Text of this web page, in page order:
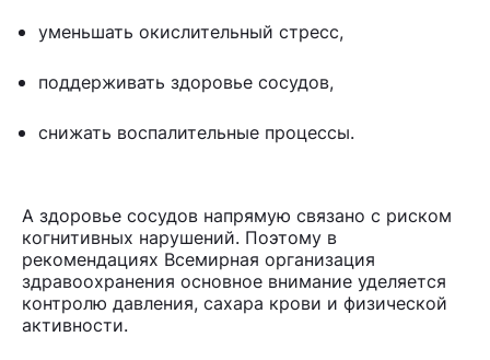
уменьшать окислительный стресс,
поддерживать здоровье сосудов,
снижать воспалительные процессы.
А здоровье сосудов напрямую связано с риском
когнитивных нарушений. Поэтому в
рекомендациях Всемирная организация
здравоохранения основное внимание уделяется
контролю давления, сахара крови и физической
активности.